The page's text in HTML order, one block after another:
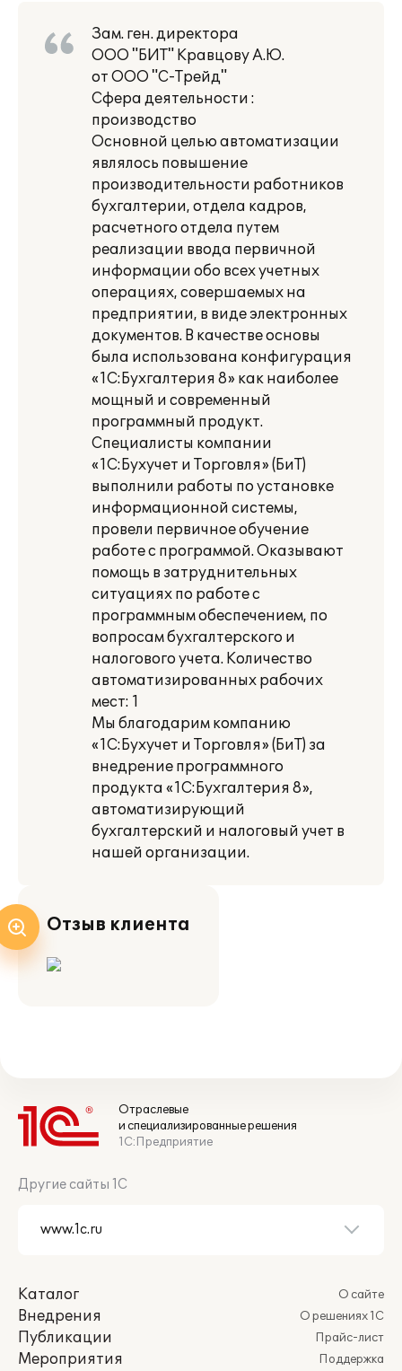
Зам. ген. директора
ООО "БИТ" Кравцову А.Ю.
от ООО "С-Трейд"
Сфера деятельности :
производство
Основной целью автоматизации
являлось повышение
производительности работников
бухгалтерии, отдела кадров,
расчетного отдела путем
реализации ввода первичной
информации обо всех учетных
операциях, совершаемых на
предприятии, в виде электронных
документов. В качестве основы
была использована конфигурация
«1С:Бухгалтерия 8» как наиболее
мощный и современный
программный продукт.
Специалисты компании
«1С:Бухучет и Торговля» (БиТ)
выполнили работы по установке
информационной системы,
провели первичное обучение
работе с программой. Оказывают
помощь в затруднительных
ситуациях по работе с
программным обеспечением, по
вопросам бухгалтерского и
налогового учета. Количество
автоматизированных рабочих
мест: 1
Мы благодарим компанию
«1С:Бухучет и Торговля» (БиТ) за
внедрение программного
продукта «1С:Бухгалтерия 8»,
автоматизирующий
бухгалтерский и налоговый учет в
нашей организации.
Отзыв клиента
Отраслевые
и специализированные решения
1С:Предприятие
Другие сайты 1С
Каталог
Внедрения
Публикации
Мероприятия
О сайте
О решениях 1С
Прайс-лист
Поддержка